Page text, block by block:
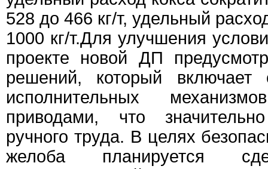
528 до 466 кг/т, удельный
1000 кг/т.Для улучшения
проекте новой ДП
решений, который включает
исполнительных
приводами, что
ручного труда. В целях
желоба планируется